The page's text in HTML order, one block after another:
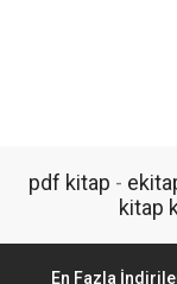
pdf kitap -
kitap
En Fazla